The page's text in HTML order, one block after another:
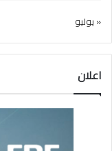
« يوليو
اعلان